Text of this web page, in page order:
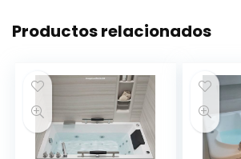
Productos relacionados